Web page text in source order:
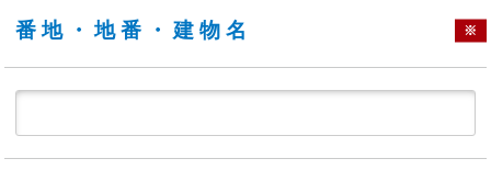
番地・地番・建物名 ※